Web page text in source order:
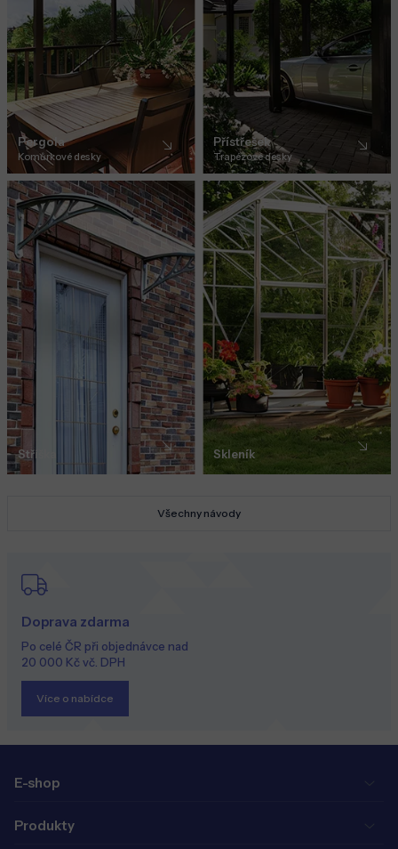
Doprava zdarma
Po celé ČR při objednávce nad
20 000 Kč vč. DPH
Více o nabídce
Pergola
Komůrkové desky
Přístřešek
Trapézové desky
Stříška Skleník
Všechny návody
E-shop
Produkty